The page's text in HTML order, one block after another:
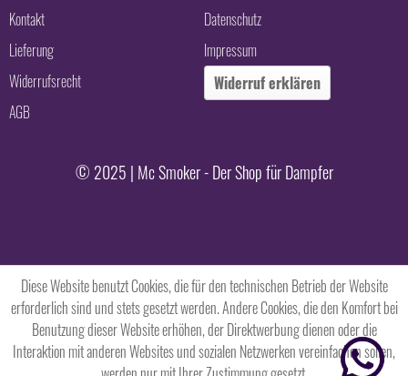
Kontakt
Lieferung
Widerrufsrecht
AGB
Datenschutz
Impressum
Widerruf erklären
© 2025 | Mc Smoker - Der Shop für Dampfer
Diese Website benutzt Cookies, die für den technischen Betrieb der Website
erforderlich sind und stets gesetzt werden. Andere Cookies, die den Komfort bei
Benutzung dieser Website erhöhen, der Direktwerbung dienen oder die
Interaktion mit anderen Websites und sozialen Netzwerken vereinfachen sollen,